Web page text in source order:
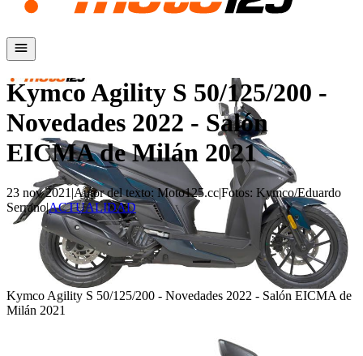
Kymco Agility S 50/125/200 -
Novedades 2022 - Salón
EICMA de Milán 2021
23 nov 2021 |Autor del texto: Moto125.cc|Fotos: Kymco/Eduardo
Serrano|ACTUALIDAD
Kymco Agility S 50/125/200 - Novedades 2022 - Salón EICMA de
Milán 2021